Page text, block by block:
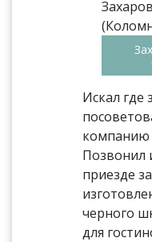
Искал где
компанию
Позвонил
приезде
черного
для